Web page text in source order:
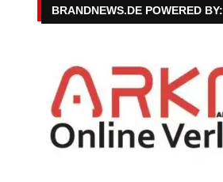
BRANDNEWS.DE POWERED BY: